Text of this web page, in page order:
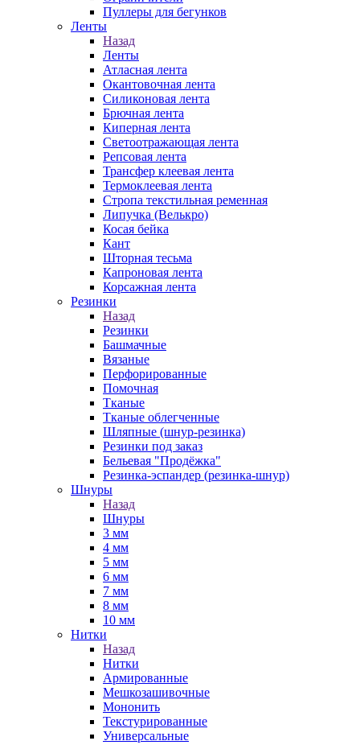
Пуллеры для бегунков
Ленты
Назад
Ленты
Атласная лента
Окантовочная лента
Силиконовая лента
Брючная лента
Киперная лента
Светоотражающая лента
Репсовая лента
Трансфер клеевая лента
Термоклеевая лента
Стропа текстильная ременная
Липучка (Велькро)
Косая бейка
Кант
Шторная тесьма
Капроновая лента
Корсажная лента
Резинки
Назад
Резинки
Башмачные
Вязаные
Перфорированные
Помочная
Тканые
Тканые облегченные
Шляпные (шнур-резинка)
Резинки под заказ
Бельевая "Продёжка"
Резинка-эспандер (резинка-шнур)
Шнуры
Назад
Шнуры
3 мм
4 мм
5 мм
6 мм
7 мм
8 мм
10 мм
Нитки
Назад
Нитки
Армированные
Мешкозашивочные
Мононить
Текстурированные
Универсальные